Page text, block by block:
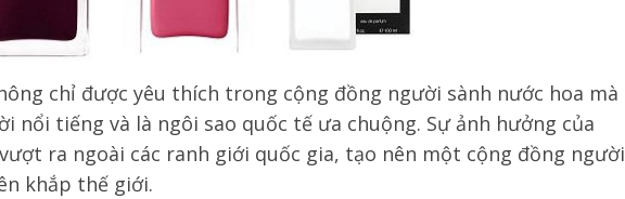
chỉ được yêu thích trong cộng đồng người sành nước hoa mà
nổi tiếng và là ngôi sao quốc tế ưa chuộng. Sự ảnh hưởng của
ra ngoài các ranh giới quốc gia, tạo nên một cộng đồng người
khắp thế giới.